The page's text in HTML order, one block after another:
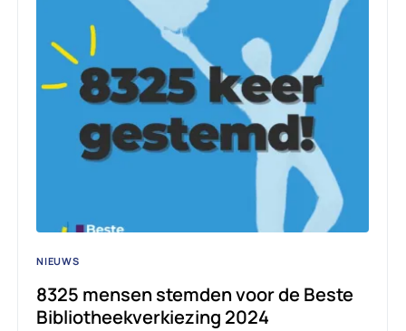
NIEUWS
8325 mensen stemden voor de Beste
Bibliotheekverkiezing 2024